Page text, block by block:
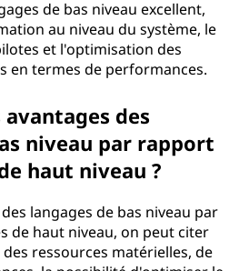
de bas niveau excellent,
au niveau du système, le
et l'optimisation des
en termes de performances.
des
niveau par rapport
haut niveau ?
langages de bas niveau par
de haut niveau, on peut citer
ressources matérielles, de